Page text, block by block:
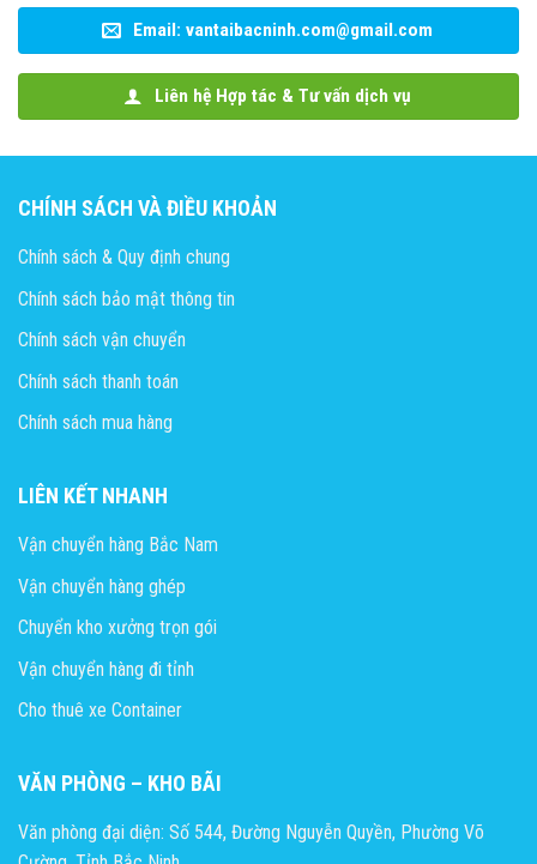
Email: vantaibacninh.com@gmail.com
Liên hệ Hợp tác & Tư vấn dịch vụ
CHÍNH SÁCH VÀ ĐIỀU KHOẢN
Chính sách & Quy định chung
Chính sách bảo mật thông tin
Chính sách vận chuyển
Chính sách thanh toán
Chính sách mua hàng
LIÊN KẾT NHANH
Vận chuyển hàng Bắc Nam
Vận chuyển hàng ghép
Chuyển kho xưởng trọn gói
Vận chuyển hàng đi tỉnh
Cho thuê xe Container
VĂN PHÒNG – KHO BÃI
Văn phòng đại diện: Số 544, Đường Nguyễn Quyền, Phường Võ